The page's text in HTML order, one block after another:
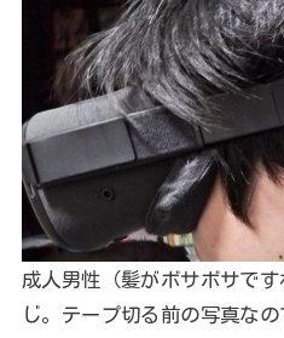
成人男性（髪がボサボサで
じ。テープ切る前の写真な